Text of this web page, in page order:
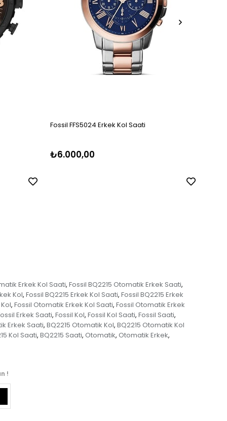
Fossil FFS5024 Erkek Kol Saati
₺6.000,00
Erkek Kol Saati, Fossil BQ2215 Otomatik Erkek Saati,
Kol, Fossil BQ2215 Erkek Kol Saati, Fossil BQ2215 Erkek
, Fossil Otomatik Erkek Kol Saati, Fossil Otomatik Erkek
Erkek Saati, Fossil Kol, Fossil Kol Saati, Fossil Saati,
Erkek Saati, BQ2215 Otomatik Kol, BQ2215 Otomatik Kol
Kol Saati, BQ2215 Saati, Otomatik, Otomatik Erkek,
!